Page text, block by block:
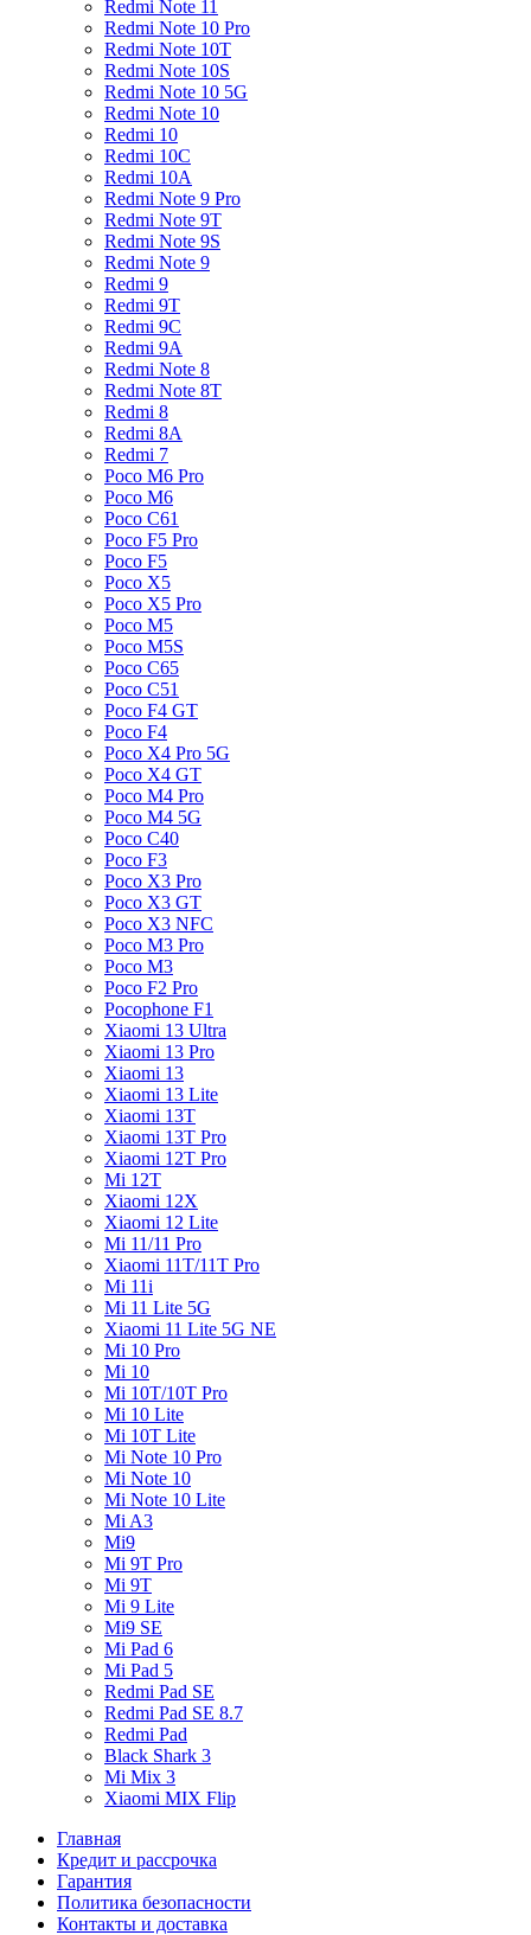
Redmi Note 11
Redmi Note 10 Pro
Redmi Note 10T
Redmi Note 10S
Redmi Note 10 5G
Redmi Note 10
Redmi 10
Redmi 10C
Redmi 10A
Redmi Note 9 Pro
Redmi Note 9T
Redmi Note 9S
Redmi Note 9
Redmi 9
Redmi 9T
Redmi 9C
Redmi 9A
Redmi Note 8
Redmi Note 8T
Redmi 8
Redmi 8A
Redmi 7
Poco M6 Pro
Poco M6
Poco C61
Poco F5 Pro
Poco F5
Poco X5
Poco X5 Pro
Poco M5
Poco M5S
Poco C65
Poco C51
Poco F4 GT
Poco F4
Poco X4 Pro 5G
Poco X4 GT
Poco M4 Pro
Poco M4 5G
Poco C40
Poco F3
Poco X3 Pro
Poco X3 GT
Poco X3 NFC
Poco M3 Pro
Poco M3
Poco F2 Pro
Pocophone F1
Xiaomi 13 Ultra
Xiaomi 13 Pro
Xiaomi 13
Xiaomi 13 Lite
Xiaomi 13T
Xiaomi 13T Pro
Xiaomi 12T Pro
Mi 12T
Xiaomi 12X
Xiaomi 12 Lite
Mi 11/11 Pro
Xiaomi 11T/11T Pro
Mi 11i
Mi 11 Lite 5G
Xiaomi 11 Lite 5G NE
Mi 10 Pro
Mi 10
Mi 10T/10T Pro
Mi 10 Lite
Mi 10T Lite
Mi Note 10 Pro
Mi Note 10
Mi Note 10 Lite
Mi A3
Mi9
Mi 9T Pro
Mi 9T
Mi 9 Lite
Mi9 SE
Mi Pad 6
Mi Pad 5
Redmi Pad SE
Redmi Pad SE 8.7
Redmi Pad
Black Shark 3
Mi Mix 3
Xiaomi MIX Flip
Главная
Кредит и рассрочка
Гарантия
Политика безопасности
Контакты и доставка